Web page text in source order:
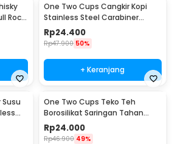
Rock
One Two Cups Cangkir Kopi
Stainless Steel Carabiner
Camping Cup 220ml - C125
Rp24.400
Rp47.900 50%
+ Keranjang
One Two Cups Teko Teh
Borosilikat Saringan Tahan
Panas Teapot 500ml - TP-757
Rp24.000
Rp46.900 49%